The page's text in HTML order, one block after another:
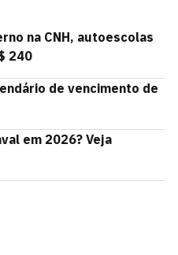
na CNH, autoescolas
240
de vencimento de
em 2026? Veja